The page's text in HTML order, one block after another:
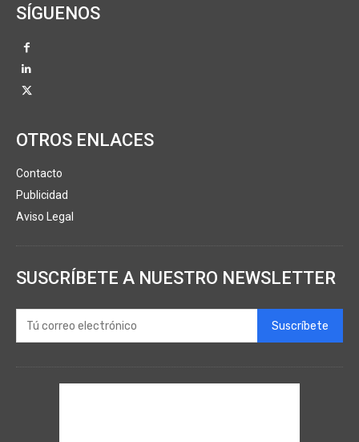
SÍGUENOS
OTROS ENLACES
Contacto
Publicidad
Aviso Legal
SUSCRÍBETE A NUESTRO NEWSLETTER
Suscríbete